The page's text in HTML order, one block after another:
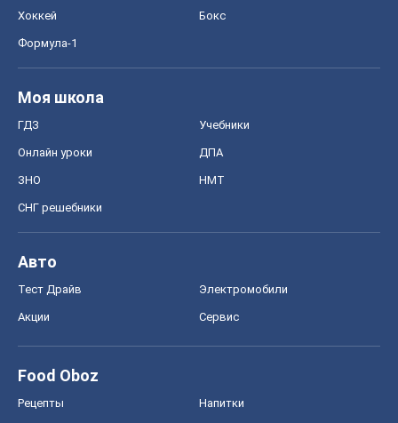
Хоккей Бокс
Формула-1
Моя школа
ГДЗ Учебники
Онлайн уроки ДПА
ЗНО НМТ
СНГ решебники
Авто
Тест Драйв Электромобили
Акции Сервис
Food Oboz
Рецепты Напитки